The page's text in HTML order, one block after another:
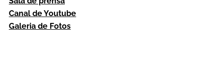
Canal de Youtube
Galeria de Fotos